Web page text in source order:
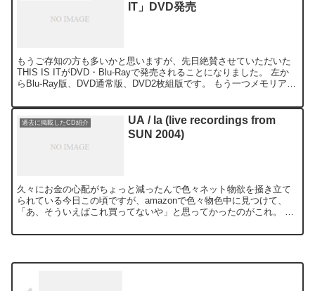
IT」DVD発売
もうご存知の方も多いかと思いますが、先日絶賛させていただいた
THIS IS ITがDVD・Blu-Rayで発売されることになりました。 左か
らBlu-Ray版、DVD通常版、DVD2枚組版です。 もう一つメモリアル
過去に掲載したCD紹介
UA / la (live recordings from
SUN 2004)
久々にお金の心配がちょっと減ったんで色々ネット物欲を掻き立て
られている今日この頃ですが、amazonで色々物色中に見つけて、
「あ、そういえばこれ買ってないや」と思ってかったのがこれ。 こ